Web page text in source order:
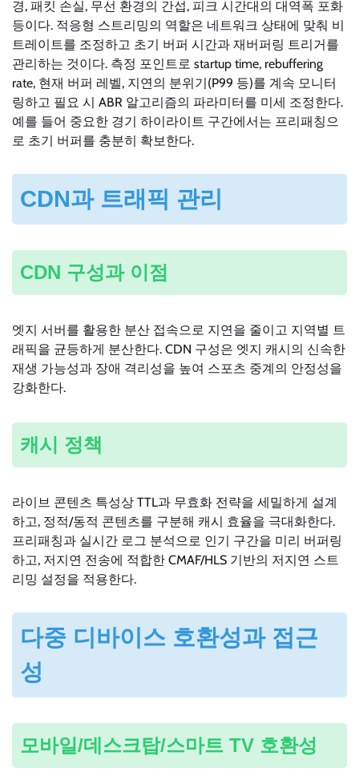
경, 패킷 손실, 무선 환경의 간섭, 피크 시간대의 대역폭 포화
등이다. 적응형 스트리밍의 역할은 네트워크 상태에 맞춰 비
트레이트를 조정하고 초기 버퍼 시간과 재버퍼링 트리거를
관리하는 것이다. 측정 포인트로 startup time, rebuffering
rate, 현재 버퍼 레벨, 지연의 분위기(P99 등)를 계속 모니터
링하고 필요 시 ABR 알고리즘의 파라미터를 미세 조정한다.
예를 들어 중요한 경기 하이라이트 구간에서는 프리패칭으
로 초기 버퍼를 충분히 확보한다.
CDN과 트래픽 관리
CDN 구성과 이점
엣지 서버를 활용한 분산 접속으로 지연을 줄이고 지역별 트
래픽을 균등하게 분산한다. CDN 구성은 엣지 캐시의 신속한
재생 가능성과 장애 격리성을 높여 스포츠 중계의 안정성을
강화한다.
캐시 정책
라이브 콘텐츠 특성상 TTL과 무효화 전략을 세밀하게 설계
하고, 정적/동적 콘텐츠를 구분해 캐시 효율을 극대화한다.
프리패칭과 실시간 로그 분석으로 인기 구간을 미리 버퍼링
하고, 저지연 전송에 적합한 CMAF/HLS 기반의 저지연 스트
리밍 설정을 적용한다.
다중 디바이스 호환성과 접근
성
모바일/데스크탑/스마트 TV 호환성